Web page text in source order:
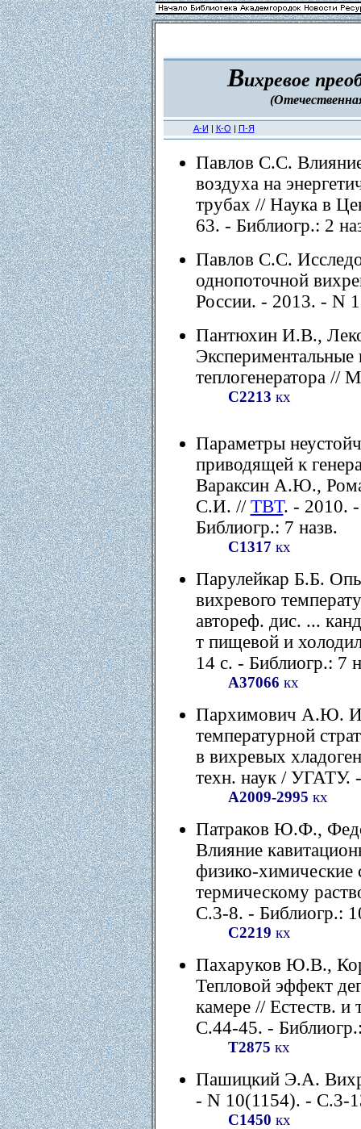
Вихревое
А-И | К-О | П-Я
Павлов С.С.
воздуха на
трубах // Наука в
63. - Библиогр.: 2
Павлов С.С.
однопоточной
России. - 2013. - N
Пантюхин И.В.,
Экспериментальные
теплогенератора
С2213 кх
Параметры
приводящей к
Вараксин А.Ю.,
С.И. // ТВТ. - 2010.
Библиогр.: 7 назв.
C1317 кх
Парулейкар Б.Б.
вихревого
автореф. дис. ...
т пищевой и
14 с. - Библиогр.: 7
А37066 кх
Пархимович А.Ю.
температурной
в вихревых
техн. наук / УГАТУ.
А2009-2995 кх
Патраков Ю.Ф.,
Влияние
физико-химические
термическому
С.3-8. - Библиогр.:
С2219 кх
Пахаруков Ю.В.,
Тепловой эффект
камере // Естеств.
С.44-45. -
Т2875 кх
Пашицкий Э.А.
- N 10(1154). - С.3-
С1450 кх